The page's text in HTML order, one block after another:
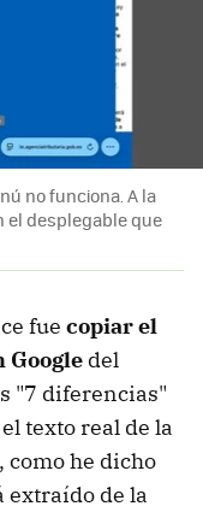
no funciona. A la
el desplegable que
fue copiar el
Google del
"7 diferencias"
texto real de la
como he dicho
extraído de la